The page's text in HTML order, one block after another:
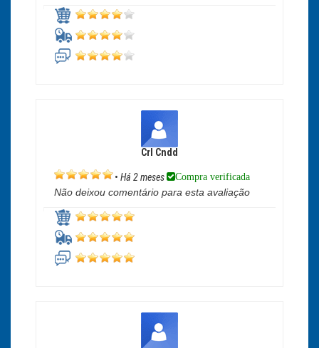
Crl Cndd
• Há 2 meses Compra verificada
Não deixou comentário para esta avaliação